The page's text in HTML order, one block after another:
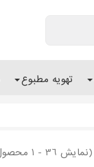
تهویه مطبوع
(نمایش 36 - 1 محصول از 52)